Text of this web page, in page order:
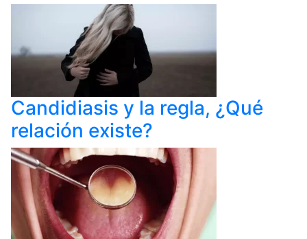
Candidiasis y la regla, ¿Qué
relación existe?